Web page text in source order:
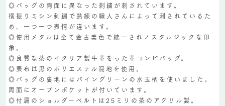
◎バッグの両面に異なった刺繍が刺されています。
横振りミシン刺繍で熟練の職人さんによって刺されているた
め、一つ一つ表情が違います。
◎使用メタルは全て金古美色で統一されノスタルジックな印
象。
◎良質な茶のイタリア製牛革をった革コンビバッグ。
◎表布は黒のポリエステル混地を使用。
◎バッグの裏地にはパイングリーンの水玉柄を使いました。
両面にオープンポケットが付いています。
◎付属のショルダーベルトは25ミリの茶のアクリル製。